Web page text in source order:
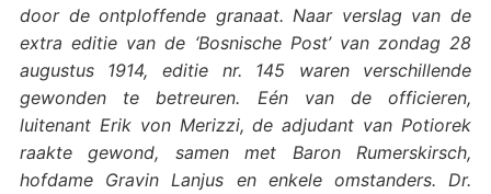
door de ontploffende granaat. Naar verslag van de
extra editie van de ‘Bosnische Post’ van zondag 28
augustus 1914, editie nr. 145 waren verschillende
gewonden te betreuren. Eén van de officieren,
luitenant Erik von Merizzi, de adjudant van Potiorek
raakte gewond, samen met Baron Rumerskirsch,
hofdame Gravin Lanjus en enkele omstanders. Dr.